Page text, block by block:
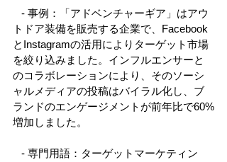
- 事例：「アドベンチャーギア」はアウ
トドア装備を販売する企業で、Facebook
とInstagramの活用によりターゲット市場
を絞り込みました。インフルエンサーと
のコラボレーションにより、そのソーシ
ャルメディアの投稿はバイラル化し、ブ
ランドのエンゲージメントが前年比で60%
増加しました。
- 専門用語：ターゲットマーケティン